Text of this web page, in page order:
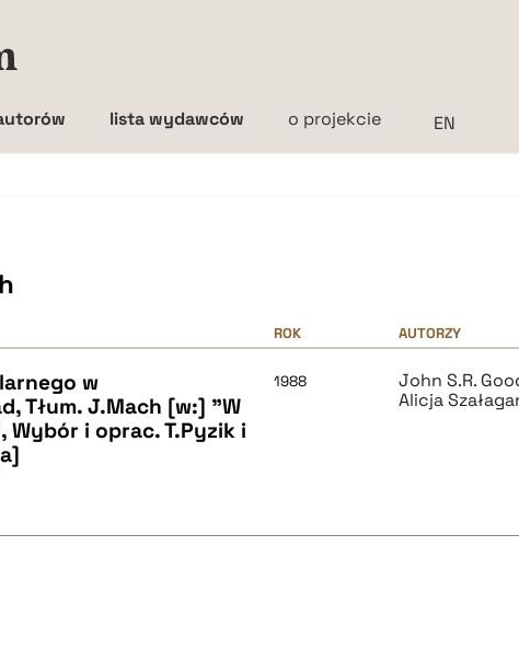
lista wydawców o projekcie
ROK AUTORZY
w
Tłum. J.Mach [w:] "W
i oprac. T.Pyzik i
1988
John S.R.
Alicja